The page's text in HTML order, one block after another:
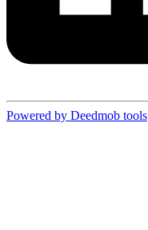
Powered by Deedmob tools